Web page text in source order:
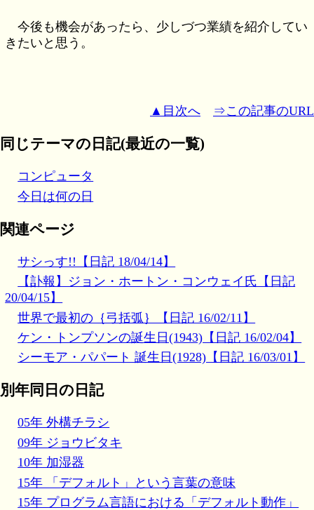
今後も機会があったら、少しづつ業績を紹介してい
きたいと思う。
▲目次へ ⇒この記事のURL
同じテーマの日記(最近の一覧)
コンピュータ
今日は何の日
関連ページ
サシっす!!【日記 18/04/14】
【訃報】ジョン・ホートン・コンウェイ氏【日記
20/04/15】
世界で最初の｛弓括弧｝【日記 16/02/11】
ケン・トンプソンの誕生日(1943)【日記 16/02/04】
シーモア・パパート 誕生日(1928)【日記 16/03/01】
別年同日の日記
05年 外構チラシ
09年 ジョウビタキ
10年 加湿器
15年 「デフォルト」という言葉の意味
15年 プログラム言語における「デフォルト動作」